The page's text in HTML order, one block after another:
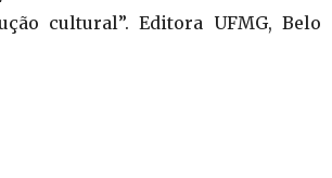
cultural”. Editora UFMG, Belo